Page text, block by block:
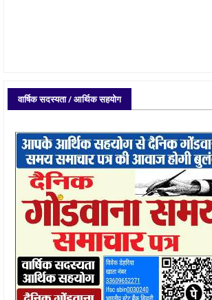
वार्षिक सदस्यता / आर्थिक सहयोग